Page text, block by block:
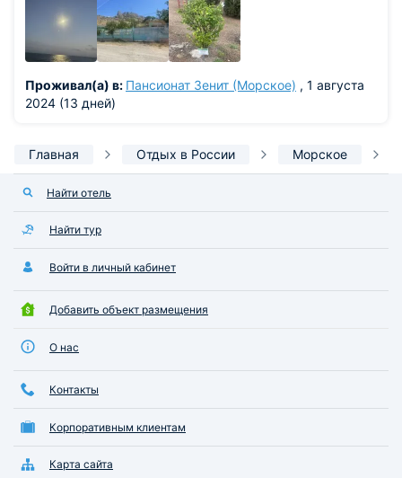
Проживал(а) в: Пансионат Зенит (Морское) , 1 августа
2024 (13 дней)
Главная Отдых в России Морское
Найти отель
Найти тур
Войти в личный кабинет
Добавить объект размещения
О нас
Контакты
Корпоративным клиентам
Карта сайта